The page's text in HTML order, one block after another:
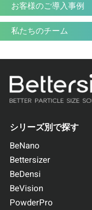
お客様のご導入事例
私たちのチーム
シリーズ別で探す
BeNano
Bettersizer
BeDensi
BeVision
PowderPro